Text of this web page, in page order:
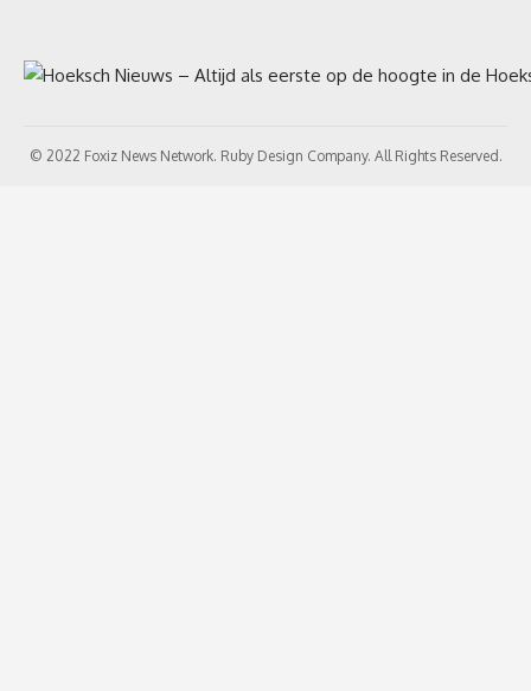
© 2022 Foxiz News Network. Ruby Design Company. All Rights Reserved.